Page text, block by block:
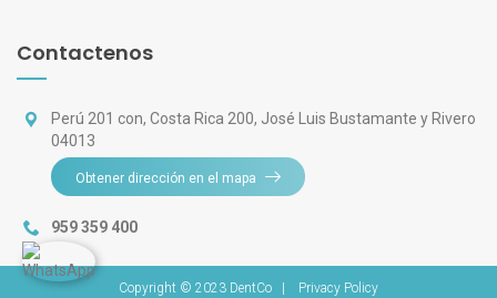
Contactenos
Perú 201 con, Costa Rica 200, José Luis Bustamante y Rivero
04013
Obtener dirección en el mapa
959 359 400
Copyright © 2023 DentCo Privacy Policy